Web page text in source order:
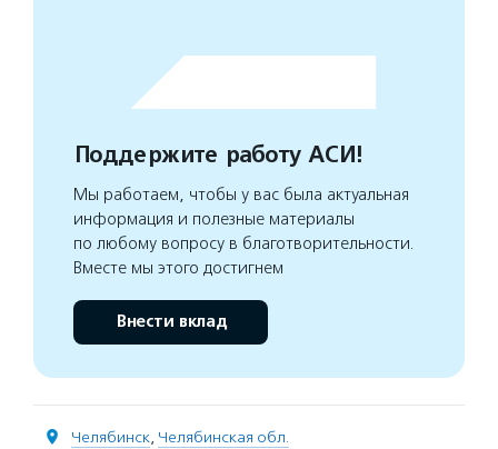
Поддержите работу АСИ!
Мы работаем, чтобы у вас была актуальная
информация и полезные материалы
по любому вопросу в благотворительности.
Вместе мы этого достигнем
Внести вклад
Челябинск, Челябинская обл.